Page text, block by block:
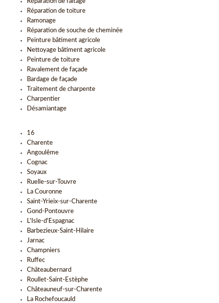
Réparation de toiture
Ramonage
Réparation de souche de cheminée
Peinture bâtiment agricole
Nettoyage bâtiment agricole
Peinture de toiture
Ravalement de façade
Bardage de façade
Traitement de charpente
Charpentier
Désamiantage
16
Charente
Angoulême
Cognac
Soyaux
Ruelle-sur-Touvre
La Couronne
Saint-Yrieix-sur-Charente
Gond-Pontouvre
L'Isle-d'Espagnac
Barbezieux-Saint-Hilaire
Jarnac
Champniers
Ruffec
Châteaubernard
Roullet-Saint-Estèphe
Châteauneuf-sur-Charente
La Rochefoucauld